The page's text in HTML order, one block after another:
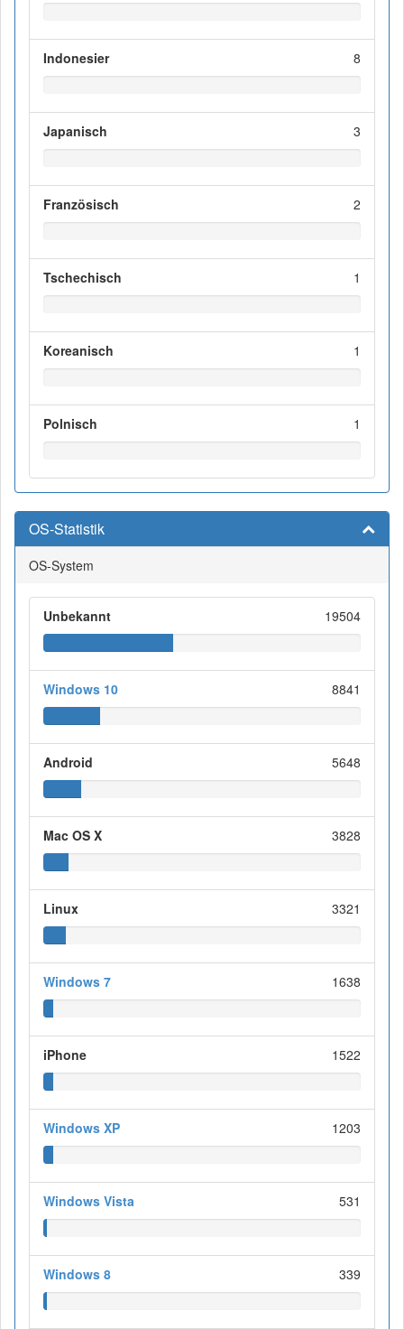
Indonesier 8
Japanisch 3
Französisch 2
Tschechisch 1
Koreanisch 1
Polnisch 1
OS-Statistik
OS-System
Unbekannt 19504
Windows 10 8841
Android 5648
Mac OS X 3828
Linux 3321
Windows 7 1638
iPhone 1522
Windows XP 1203
Windows Vista 531
Windows 8 339